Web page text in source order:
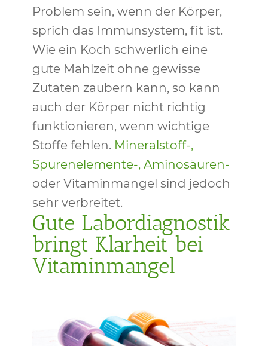
Problem sein, wenn der Körper,
sprich das Immunsystem, fit ist.
Wie ein Koch schwerlich eine
gute Mahlzeit ohne gewisse
Zutaten zaubern kann, so kann
auch der Körper nicht richtig
funktionieren, wenn wichtige
Stoffe fehlen. Mineralstoff-,
Spurenelemente-, Aminosäuren-
oder Vitaminmangel sind jedoch
sehr verbreitet.
Gute Labordiagnostik
bringt Klarheit bei
Vitaminmangel